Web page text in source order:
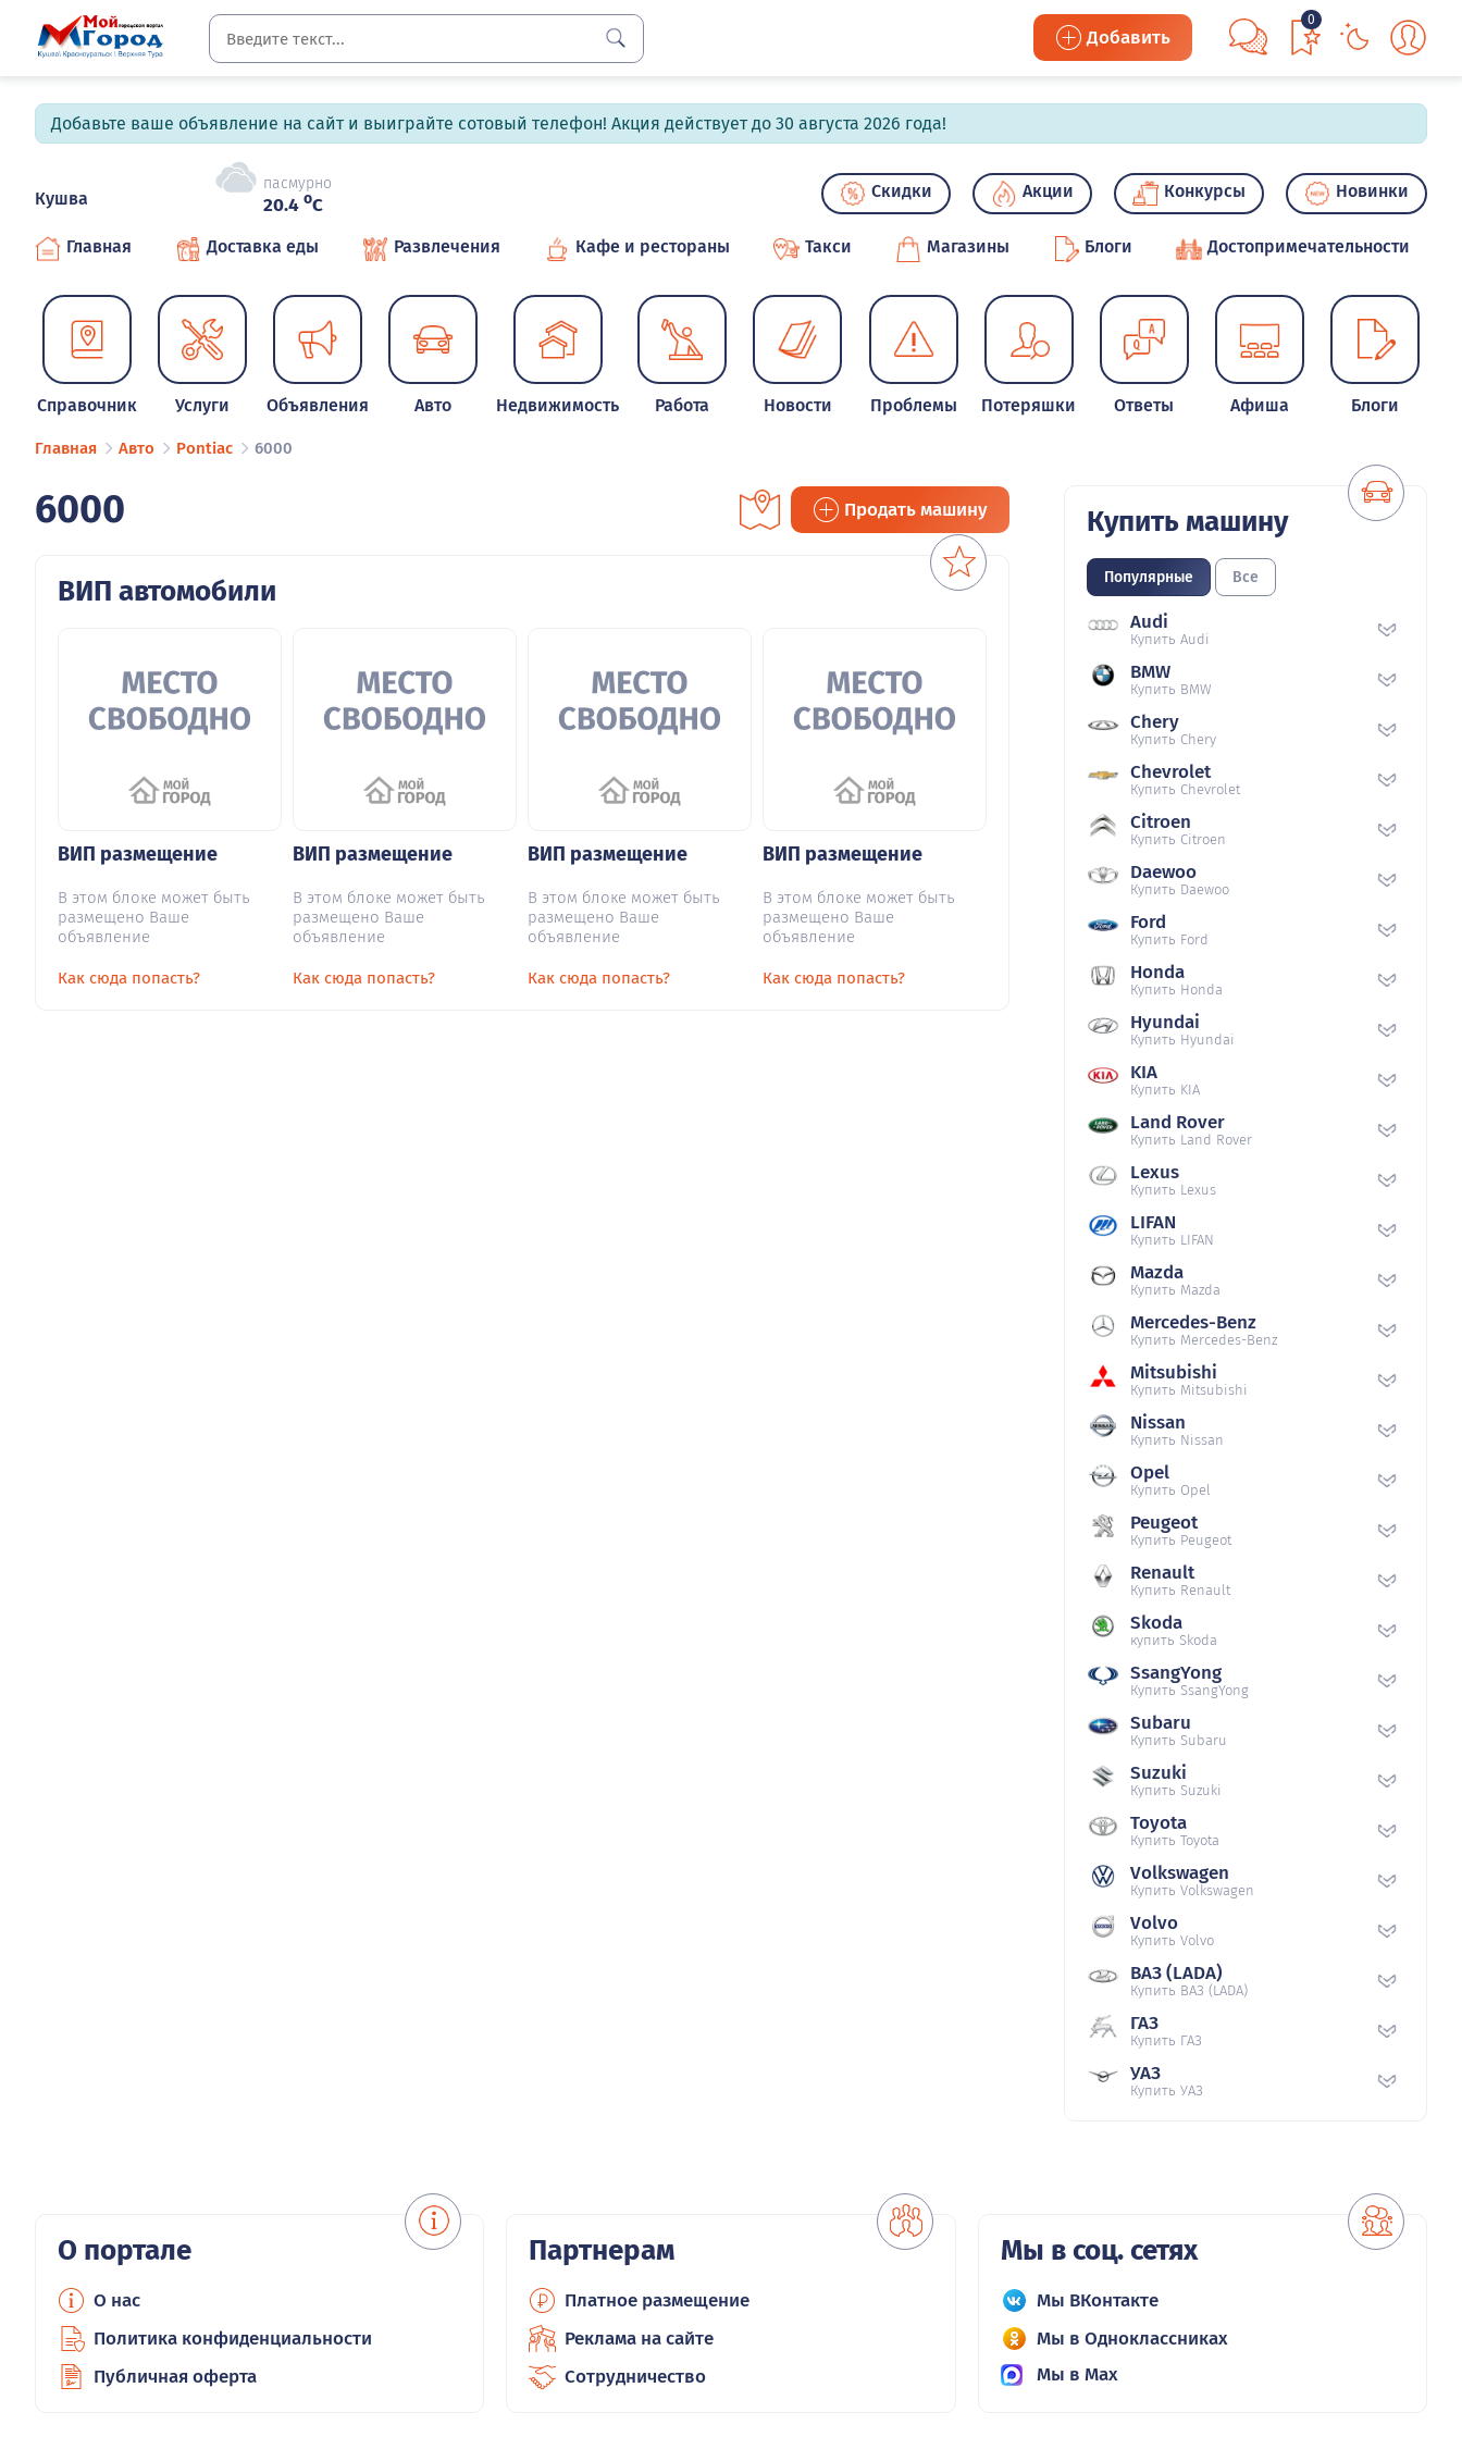
Добавить
0
Добавьте ваше объявление на сайт и выиграйте сотовый телефон! Акция действует до 30 августа 2026 года!
Кушва
пасмурно
20.4 oC
Скидки Акции Конкурсы Новинки
Главная Доставка еды Развлечения Кафе и рестораны Такси Магазины Блоги Достопримечательности
Справочник Услуги Объявления Авто Недвижимость Работа Новости Проблемы Потеряшки Ответы Афиша Блоги
Главная Авто Pontiac 6000
6000 Продать машину
ВИП автомобили
ВИП размещение
В этом блоке может быть
размещено Ваше
объявление
Как сюда попасть?
ВИП размещение
В этом блоке может быть
размещено Ваше
объявление
Как сюда попасть?
ВИП размещение
В этом блоке может быть
размещено Ваше
объявление
Как сюда попасть?
ВИП размещение
В этом блоке может быть
размещено Ваше
объявление
Как сюда попасть?
Купить машину
Популярные Все
Audi
Купить Audi
BMW
Купить BMW
Chery
Купить Chery
Chevrolet
Купить Chevrolet
Citroen
Купить Citroen
Daewoo
Купить Daewoo
Ford
Купить Ford
Honda
Купить Honda
Hyundai
Купить Hyundai
KIA
Купить KIA
Land Rover
Купить Land Rover
Lexus
Купить Lexus
LIFAN
Купить LIFAN
Mazda
Купить Mazda
Mercedes-Benz
Купить Mercedes-Benz
Mitsubishi
Купить Mitsubishi
Nissan
Купить Nissan
Opel
Купить Opel
Peugeot
Купить Peugeot
Renault
Купить Renault
Skoda
купить Skoda
SsangYong
Купить SsangYong
Subaru
Купить Subaru
Suzuki
Купить Suzuki
Toyota
Купить Toyota
Volkswagen
Купить Volkswagen
Volvo
Купить Volvo
ВАЗ (LADA)
Купить ВАЗ (LADA)
ГАЗ
Купить ГАЗ
УАЗ
Купить УАЗ
О портале
О нас
Политика конфиденциальности
Публичная оферта
Партнерам
Платное размещение
Реклама на сайте
Сотрудничество
Мы в соц. сетях
Мы ВКонтакте
Мы в Одноклассниках
Мы в Max